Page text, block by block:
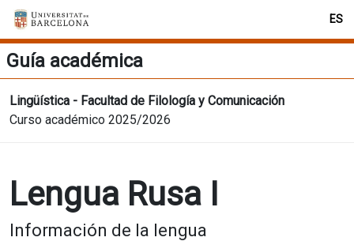
ES
Guía académica
Lingüística - Facultad de Filología y Comunicación
Curso académico 2025/2026
Lengua Rusa I
Información de la lengua